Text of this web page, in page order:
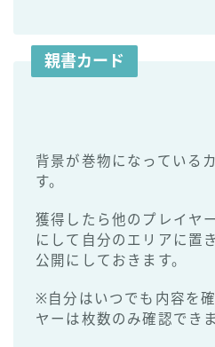
親書カード
背景が巻物になっている
す。
獲得したら他のプレイヤ
にして自分のエリアに置
公開にしておきます。
※自分はいつでも内容を
ヤーは枚数のみ確認できま